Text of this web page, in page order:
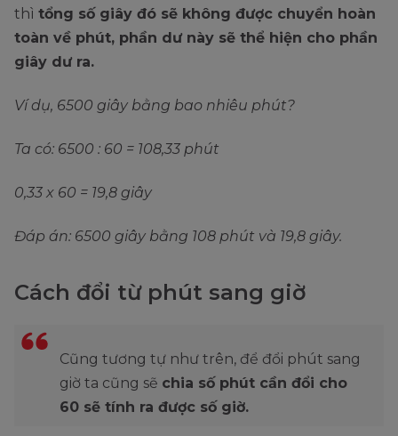
thì tổng số giây đó sẽ không được chuyển hoàn
toàn về phút, phần dư này sẽ thể hiện cho phần
giây dư ra.
Ví dụ, 6500 giây bằng bao nhiêu phút?
Ta có: 6500 : 60 = 108,33 phút
0,33 x 60 = 19,8 giây
Đáp án: 6500 giây bằng 108 phút và 19,8 giây.
Cách đổi từ phút sang giờ
Cũng tương tự như trên, để đổi phút sang
giờ ta cũng sẽ chia số phút cần đổi cho
60 sẽ tính ra được số giờ.